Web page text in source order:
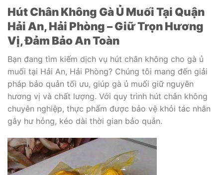
Hút Chân Không Gà Ủ Muối Tại Quận
Hải An, Hải Phòng – Giữ Trọn Hương
Vị, Đảm Bảo An Toàn
Bạn đang tìm kiếm dịch vụ hút chân không cho gà ủ
muối tại Hải An, Hải Phòng? Chúng tôi mang đến giải
pháp bảo quản tối ưu, giúp gà ủ muối giữ nguyên
hương vị và chất lượng. Với quy trình hút chân không
chuyên nghiệp, thực phẩm được bảo vệ khỏi tác nhân
gây hư hỏng, kéo dài thời gian bảo quản.